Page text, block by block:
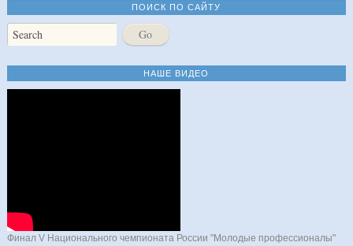
ПОИСК ПО САЙТУ
НАШЕ ВИДЕО
Финал V Национального чемпионата России "Молодые профессионалы"